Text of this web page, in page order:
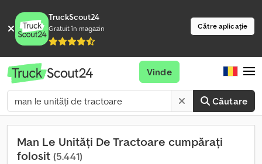
TruckScout24
Gratuit în magazin Către aplicație
Căutare
Vinde
Man Le Unități De Tractoare cumpărați
folosit (5.441)